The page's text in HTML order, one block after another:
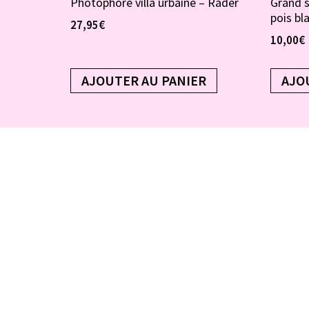
27,95€
AJOUTER AU PANIER
pois
10,00€